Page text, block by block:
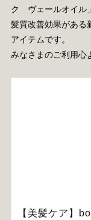
ク ヴェールオイル
髪質改善効果がある
アイテムです。
みなさまのご利用